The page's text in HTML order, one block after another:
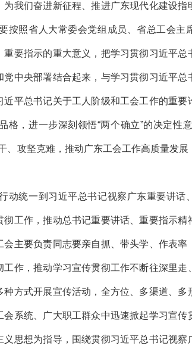
我们奋进新征程、推进广东现代化建设指
按照省人大常委会党组成员、省总工会主
要指示的重大意义，把学习贯彻习近平总
中央部署结合起来，与学习贯彻习近平总
平总书记关于工人阶级和工会工作的重要
格，进一步深刻领悟“两个确立”的决定性
、攻坚克难，推动广东工会工作高质量发
统一到习近平总书记视察广东重要讲话
工作，推动总书记重要讲话、重要指示精
主要负责同志要亲自抓、带头学、作表率
作，推动学习宣传贯彻工作不断往深里走
方式开展宣传活动，全方位、多渠道、多
系统、广大职工群众中迅速掀起学习宣传
思想为指导，围绕贯彻习近平总书记视察